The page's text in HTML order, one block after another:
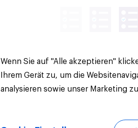
Wenn Sie auf "Alle akzeptieren"
Ihrem Gerät zu, um die
analysieren sowie unser Marketing